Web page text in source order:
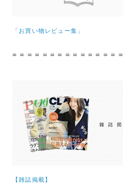
「お買い物レビュー集」
= = = = = = = = = = = = = = =
【雑誌掲載】